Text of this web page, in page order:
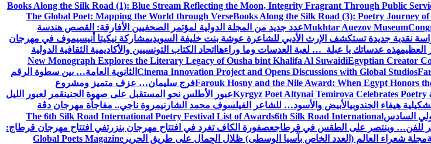
Books Along the Silk Road (1): Blue Stream Reflecting the Moon, Integrity Fragrant Through Public
The Global Poet: Mapping the World through VerseBooks Along the Silk Road (3): Poetry Journey of
Mukhtar Auezov Museumعدد جديد من المجلة الدولية لمؤتمر الصحفيين الأفارقة: القصص هندسة
نقدية جديدة تستكشف الإرث الأدبي للشاعرة عوشة بنت خليفة السويديمشاركة نيكيتا أنيسيموف في مهرجان
العظيمهذه عدساتك يا عبلة … لعبة العدسات وما وراءها اتحاد الكتاب التونسيين والأكاديمية الثقافية الدولية
New Monograph Explores the Literary Legacy of Ousha bint Khalifa Al SuwaidiEgyptian Creator
Cinema Innovation Project and Opens Discussions with Global Studios الثانوية العامة… بين سطوة الرقم
Farouk Hosny and the Nile Award: When Egypt Honorsفرج سليمان… عزف متميز ومشروع
Kyrgyz Poet Altynai Temirova Celebratesعبور الأطلس نحو المستقبل على صهوة الحنينقمر لعبور الليل
هيفاء الجندوبيالأبيض والأسود… للشاعر الفيلسوف محمد الشارنيمروة ناجي.. مفاجأة مهرجان دڨة
السادس The 6th Silk Road International Poetry Festival List of Awards6th Silk Road International
للفن… وينتصر على الطقس في قرطاجعصفورة الكاف تغرد في افتتاح مهرجان بنزرتفي افتتاح مهرجان قرطاج:
مجلة شعراء العالم (العدد الخاص بآسيا الوسطى) ظلال الجِمال على طريق الحرير Global Poets Magazine